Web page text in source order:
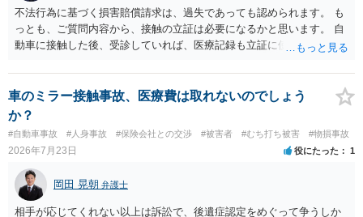
で、弁護士が受任する場合には、叔母様ご本人の依頼意思等を確認す
る必要があります。日本語での十分な意思疎通が難しいとのことです
ので、そのあたりのご事情も踏まえて、依頼意思の確認方法等を検討
不法行為に基づく損害賠償請求は、過失であっても認められます。 も
っとも、ご質問内容から、接触の立証は必要になるかと思います。 自
動車に接触した後、受診していれば、医療記録も立証に使えるかと思
士にご相談ください。
車のミラー接触事故、医療費は取れないのでしょう
か？
#自動車事故 #人身事故 #保険会社との交渉 #被害者 #むち打ち被害 #物損事故
2026年7月23日 役にたった 1
岡田 晃朝 弁護士
相手が応じてくれない以上は訴訟で、後遺症認定をめぐって争うしか